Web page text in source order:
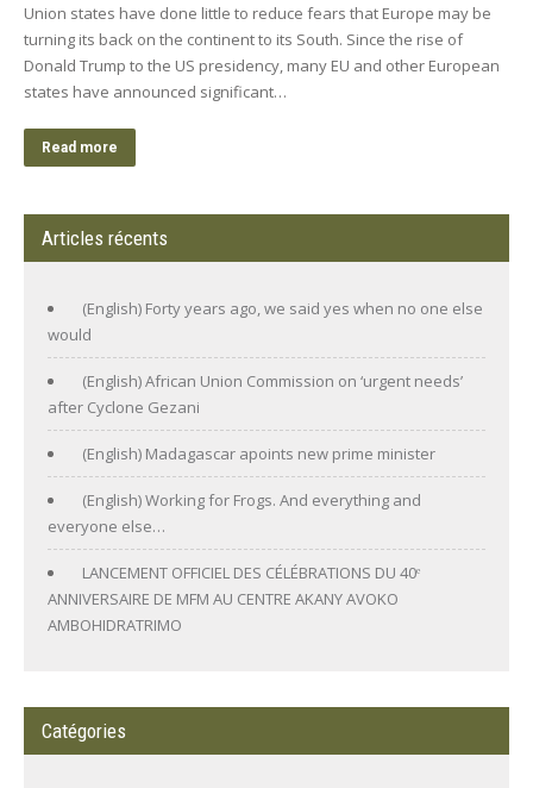
Union states have done little to reduce fears that Europe may be
turning its back on the continent to its South. Since the rise of
Donald Trump to the US presidency, many EU and other European
states have announced significant…
Read more
Articles récents
(English) Forty years ago, we said yes when no one else
would
(English) African Union Commission on ‘urgent needs’
after Cyclone Gezani
(English) Madagascar apoints new prime minister
(English) Working for Frogs. And everything and
everyone else…
LANCEMENT OFFICIEL DES CÉLÉBRATIONS DU 40ᵉ
ANNIVERSAIRE DE MFM AU CENTRE AKANY AVOKO
AMBOHIDRATRIMO
Catégories